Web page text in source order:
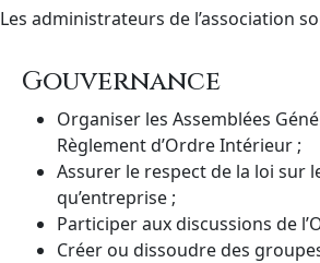
Les administrateurs de l’association
Gouvernance
Organiser les Assemblées
Règlement d’Ordre Intérieur ;
Assurer le respect de la loi sur
qu’entreprise ;
Participer aux discussions de
Créer ou dissoudre des